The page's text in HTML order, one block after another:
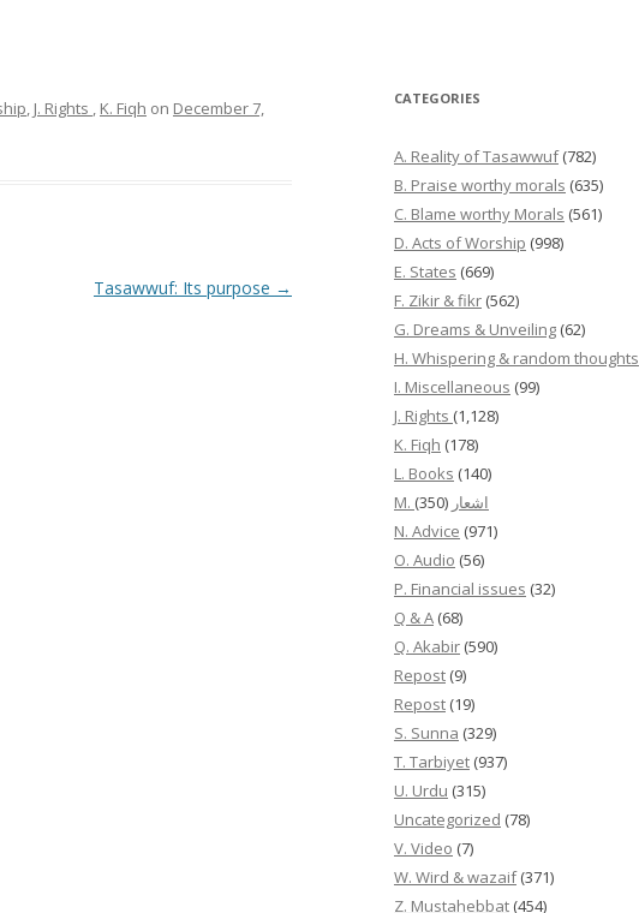
, J. Rights , K. Fiqh on December 7,
Tasawwuf: Its purpose →
CATEGORIES
A. Reality of Tasawwuf(782)
B. Praise worthy morals (635)
C. Blame worthy Morals (561)
D. Acts of Worship (998)
E. States (669)
F. Zikir & fikr (562)
G. Dreams & Unveiling (62)
H. Whispering & random thoughts
I. Miscellaneous (99)
J. Rights (1,128)
K. Fiqh (178)
L. Books (140)
M. اشعار (350)
N. Advice (971)
O. Audio (56)
P. Financial issues (32)
Q & A (68)
Q. Akabir (590)
Repost (9)
Repost (19)
S. Sunna (329)
T. Tarbiyet (937)
U. Urdu (315)
Uncategorized (78)
V. Video (7)
W. Wird & wazaif(371)
Z. Mustahebbat (454)